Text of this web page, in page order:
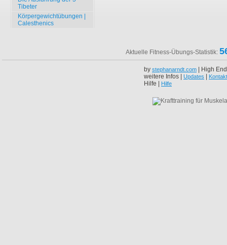
Tibeter
Körpergewichtübungen |
Calesthenics
Aktuelle Fitness-Übungs-Statistik:
by stephanarndt.com | High
weitere Infos | Updates Kontakt
Hilfe | Hilfe